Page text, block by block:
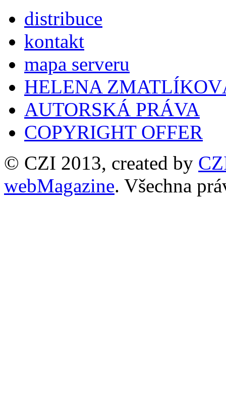
distribuce
kontakt
mapa serveru
HELENA
AUTORSKÁ PRÁVA
COPYRIGHT OFFER
© CZI 2013, created by
webMagazine. Všechna